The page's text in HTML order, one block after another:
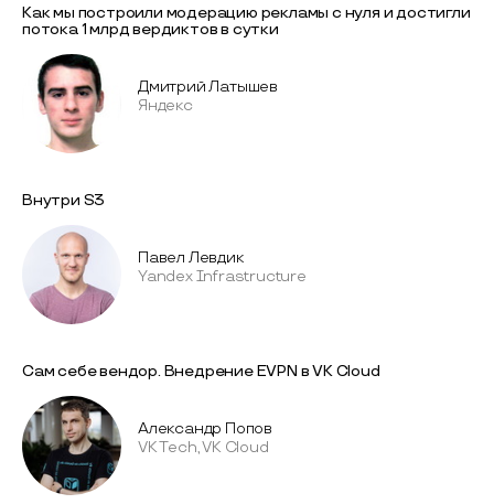
Как мы построили модерацию рекламы с нуля и достигли
потока 1 млрд вердиктов в сутки
Дмитрий Латышев
Яндекс
Внутри S3
Павел Левдик
Yandex Infrastructure
Сам себе вендор. Внедрение EVPN в VK Cloud
Александр Попов
VK Tech, VK Cloud